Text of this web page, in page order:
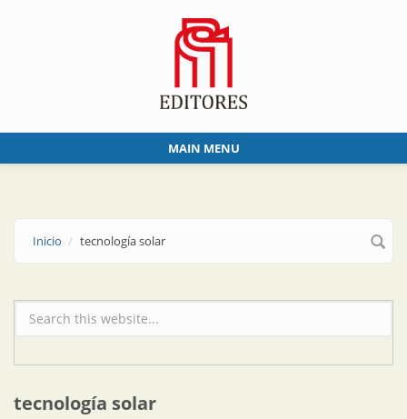
MAIN MENU
Inicio tecnología solar
Formulario de búsqueda
tecnología solar